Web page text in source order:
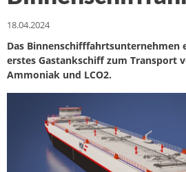
18.04.2024
Das Binnenschifffahrtsunternehmen
erstes Gastankschiff zum Transport
Ammoniak und LCO2.